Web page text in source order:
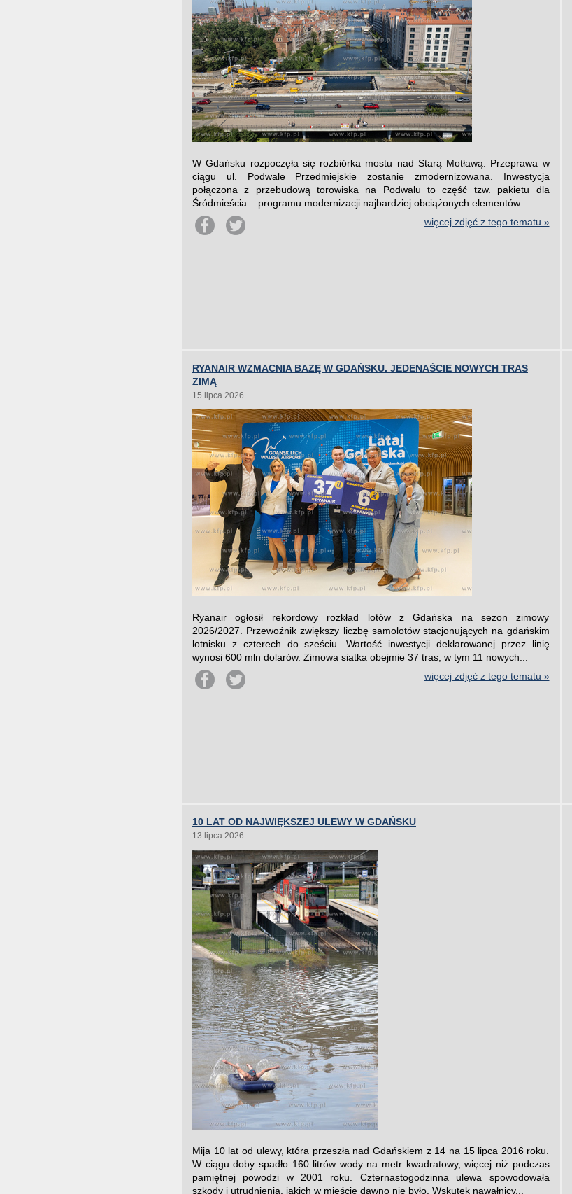
W Gdańsku rozpoczęła się rozbiórka mostu nad Starą Motławą. Przeprawa w
ciągu ul. Podwale Przedmiejskie zostanie zmodernizowana. Inwestycja
połączona z przebudową torowiska na Podwalu to część tzw. pakietu dla
Śródmieścia – programu modernizacji najbardziej obciążonych elementów...
więcej zdjęć z tego tematu »
RYANAIR WZMACNIA BAZĘ W GDAŃSKU. JEDENAŚCIE NOWYCH TRAS
ZIMĄ
15 lipca 2026
Ryanair ogłosił rekordowy rozkład lotów z Gdańska na sezon zimowy
2026/2027. Przewoźnik zwiększy liczbę samolotów stacjonujących na gdańskim
lotnisku z czterech do sześciu. Wartość inwestycji deklarowanej przez linię
wynosi 600 mln dolarów. Zimowa siatka obejmie 37 tras, w tym 11 nowych...
więcej zdjęć z tego tematu »
10 LAT OD NAJWIĘKSZEJ ULEWY W GDAŃSKU
13 lipca 2026
Mija 10 lat od ulewy, która przeszła nad Gdańskiem z 14 na 15 lipca 2016 roku.
W ciągu doby spadło 160 litrów wody na metr kwadratowy, więcej niż podczas
pamiętnej powodzi w 2001 roku. Czternastogodzinna ulewa spowodowała
szkody i utrudnienia, jakich w mieście dawno nie było. Wskutek nawałnicy...